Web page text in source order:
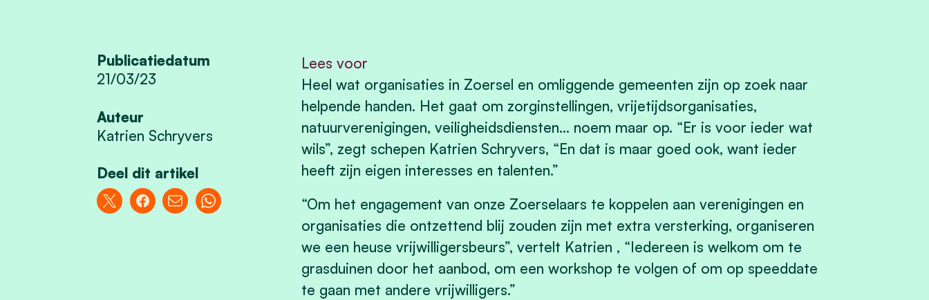
Publicatiedatum
21/03/23
Auteur
Katrien Schryvers
Deel dit artikel
Lees voor
Heel wat organisaties in Zoersel en omliggende gemeenten zijn op zoek naar
helpende handen. Het gaat om zorginstellingen, vrijetijdsorganisaties,
natuurverenigingen, veiligheidsdiensten… noem maar op. “Er is voor ieder wat
wils”, zegt schepen Katrien Schryvers, “En dat is maar goed ook, want ieder
heeft zijn eigen interesses en talenten.”
“Om het engagement van onze Zoerselaars te koppelen aan verenigingen en
organisaties die ontzettend blij zouden zijn met extra versterking, organiseren
we een heuse vrijwilligersbeurs”, vertelt Katrien , “Iedereen is welkom om te
grasduinen door het aanbod, om een workshop te volgen of om op speeddate
te gaan met andere vrijwilligers.”